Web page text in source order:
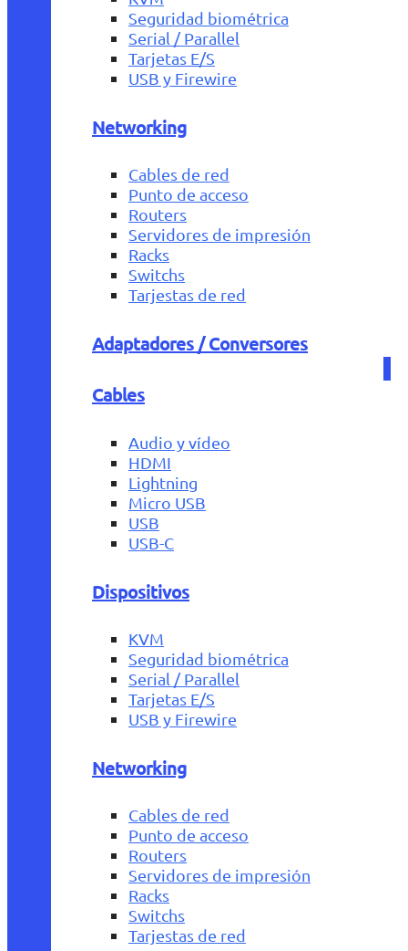
Seguridad biométrica
Serial / Parallel
Tarjetas E/S
USB y Firewire
Networking
Cables de red
Punto de acceso
Routers
Servidores de impresión
Racks
Switchs
Tarjestas de red
Adaptadores / Conversores
Cables
Audio y vídeo
HDMI
Lightning
Micro USB
USB
USB-C
Dispositivos
KVM
Seguridad biométrica
Serial / Parallel
Tarjetas E/S
USB y Firewire
Networking
Cables de red
Punto de acceso
Routers
Servidores de impresión
Racks
Switchs
Tarjestas de red